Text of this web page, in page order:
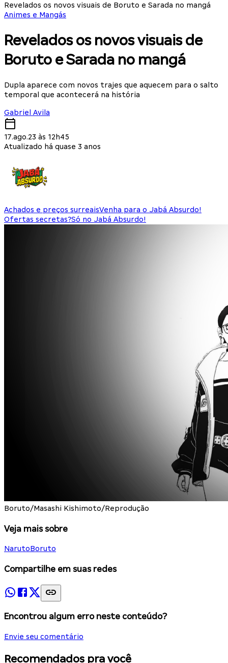
Revelados os novos visuais de Boruto e Sarada no mangá
Animes e Mangás
Revelados os novos visuais de
Boruto e Sarada no mangá
Dupla aparece com novos trajes que aquecem para o salto
temporal que acontecerá na história
Gabriel Avila
17.ago.23 às 12h45
Atualizado há quase 3 anos
Achados e preços surreaisVenha para o Jabá Absurdo!
Ofertas secretas?Só no Jabá Absurdo!
Boruto/Masashi Kishimoto/Reprodução
Veja mais sobre
NarutoBoruto
Compartilhe em suas redes
Encontrou algum erro neste conteúdo?
Envie seu comentário
Recomendados pra você